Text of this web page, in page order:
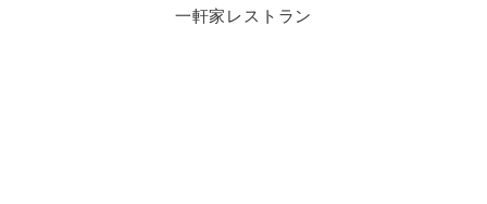
一軒家レストラン